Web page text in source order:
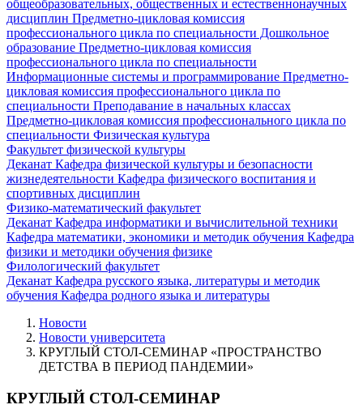
общеобразовательных, общественных и естественнонаучных
дисциплин Предметно-цикловая комиссия
профессионального цикла по специальности Дошкольное
образование Предметно-цикловая комиссия
профессионального цикла по специальности
Информационные системы и программирование Предметно-
цикловая комиссия профессионального цикла по
специальности Преподавание в начальных классах
Предметно-цикловая комиссия профессионального цикла по
специальности Физическая культура
Факультет физической культуры
Деканат Кафедра физической культуры и безопасности
жизнедеятельности Кафедра физического воспитания и
спортивных дисциплин
Физико-математический факультет
Деканат Кафедра информатики и вычислительной техники
Кафедра математики, экономики и методик обучения Кафедра
физики и методики обучения физике
Филологический факультет
Деканат Кафедра русского языка, литературы и методик
обучения Кафедра родного языка и литературы
Новости
Новости университета
КРУГЛЫЙ СТОЛ-СЕМИНАР «ПРОСТРАНСТВО
ДЕТСТВА В ПЕРИОД ПАНДЕМИИ»
КРУГЛЫЙ СТОЛ-СЕМИНАР